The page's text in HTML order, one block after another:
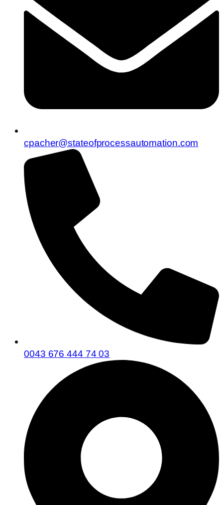
cpacher@stateofprocessautomation.com
0043 676 444 74 03